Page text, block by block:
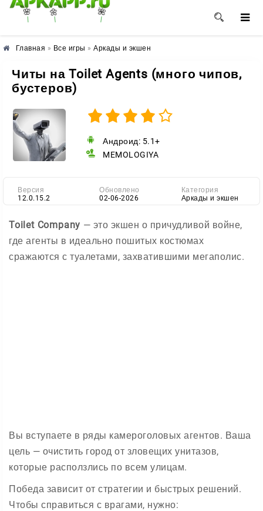
🌸 🌼 🌺
Главная » Все игры » Аркады и экшен
Читы на Toilet Agents (много чипов,
бустеров)
Андроид: 5.1+
MEMOLOGIYA
Версия
12.0.15.2
Обновлено
02-06-2026
Категория
Аркады и экшен
Toilet Company — это экшен о причудливой войне,
где агенты в идеально пошитых костюмах
сражаются с туалетами, захватившими мегаполис.
Вы вступаете в ряды камероголовых агентов. Ваша
цель — очистить город от зловещих унитазов,
которые расползлись по всем улицам.
Победа зависит от стратегии и быстрых решений.
Чтобы справиться с врагами, нужно: